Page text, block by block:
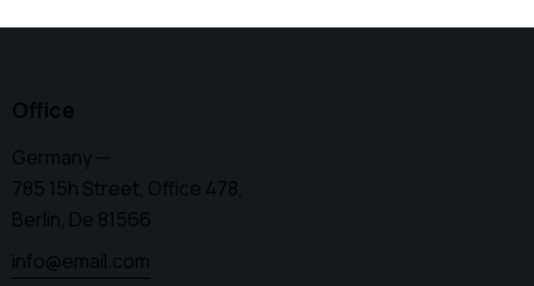
Office
Germany —
785 15h Street, Office 478,
Berlin, De 81566
info@email.com